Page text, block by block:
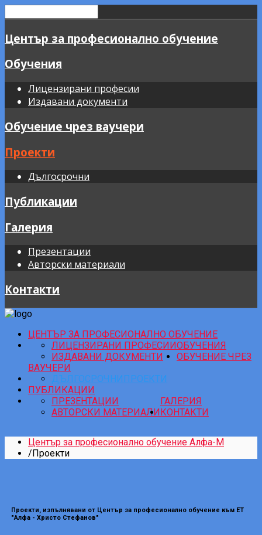
Център за професионално обучение
Обучения
Лицензирани професии
Издавани документи
Обучение чрез ваучери
Проекти
Дългосрочни
Публикации
Галерия
Презентации
Авторски материали
Контакти
ЦЕНТЪР ЗА ПРОФЕСИОНАЛНО ОБУЧЕНИЕ
ОБУЧЕНИЯ
ЛИЦЕНЗИРАНИ ПРОФЕСИИ
ИЗДАВАНИ ДОКУМЕНТИ
ОБУЧЕНИЕ ЧРЕЗ
ВАУЧЕРИ
ПРОЕКТИ
ДЪЛГОСРОЧНИ
ПУБЛИКАЦИИ
ГАЛЕРИЯ
ПРЕЗЕНТАЦИИ
АВТОРСКИ МАТЕРИАЛИКОНТАКТИ
Център за професионално обучение Алфа-М
/Проекти
Проекти, изпълнявани от Център за професионално обучение към ЕТ
"Алфа - Христо Стефанов"